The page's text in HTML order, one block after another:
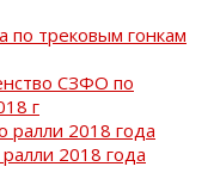
по трековым гонкам
СЗФО по
г
2018 года
2018 года